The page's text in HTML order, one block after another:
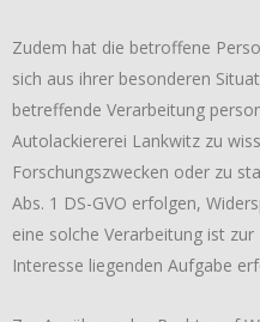
Zudem hat die betroffene
sich aus ihrer besonderen
betreffende Verarbeitung
Autolackiererei Lankwitz zu
Forschungszwecken oder zu
Abs. 1 DS-GVO erfolgen,
eine solche Verarbeitung ist
Interesse liegenden Aufgabe